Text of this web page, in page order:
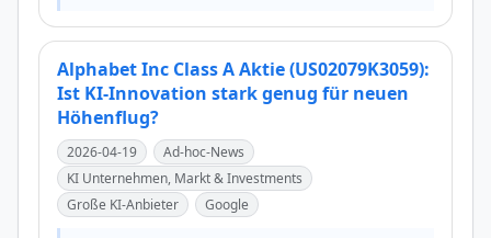
Alphabet Inc Class A Aktie (US02079K3059):
Ist KI-Innovation stark genug für neuen
Höhenflug?
2026-04-19
Ad-hoc-News
KI Unternehmen, Markt & Investments
Große KI-Anbieter
Google